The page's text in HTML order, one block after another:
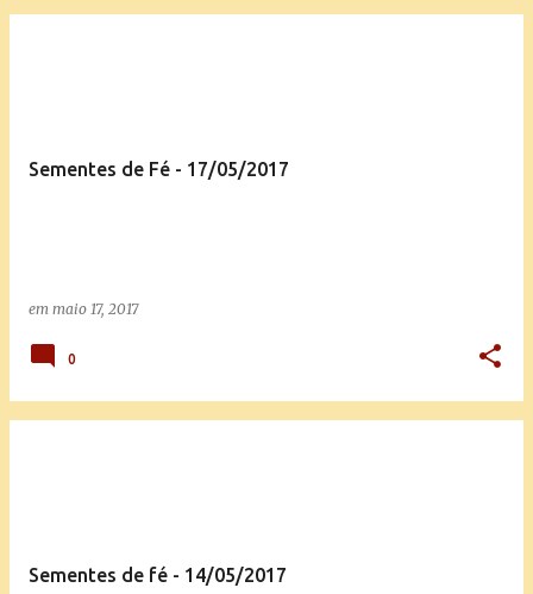
Sementes de Fé - 17/05/2017
em maio 17, 2017
0
Sementes de fé - 14/05/2017